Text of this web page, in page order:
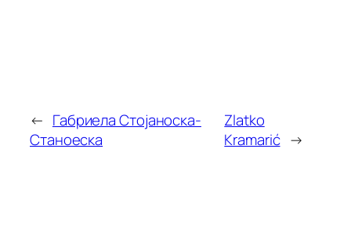
← Габриела Стојаноска-
Станоеска
Zlatko
Kramarić →